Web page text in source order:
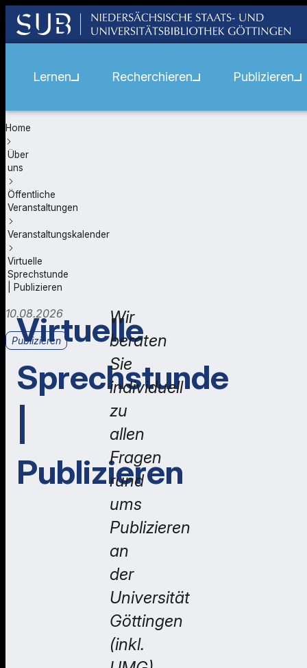
Lernen Recherchieren Publizieren
Home
Über
uns
Öffentliche
Veranstaltungen
Veranstaltungskalender
Virtuelle
Sprechstunde
| Publizieren
10.08.2026
Publizieren
Virtuelle
Sprechstunde
Publizieren
Wir
beraten
Sie
individuell
zu
allen
Fragen
rund
ums
Publizieren
an
der
Universität
Göttingen
(inkl.